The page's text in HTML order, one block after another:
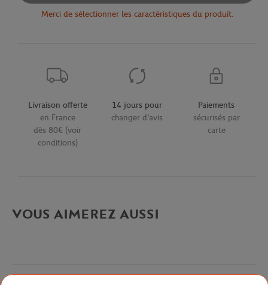
Merci de sélectionner les caractéristiques du produit.
Livraison offerte
en France
dès 80€ (voir
conditions)
14 jours pour
changer d'avis
Paiements
sécurisés par
carte
VOUS AIMEREZ AUSSI